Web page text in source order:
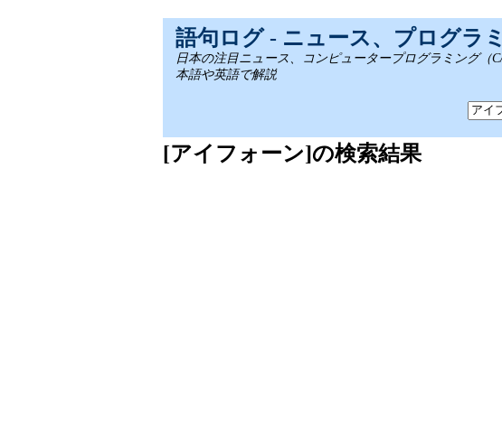
語句ログ - ニュース、プログラ
日本の注目ニュース、コンピュータープログラミング（
本語や英語で解説
[アイフォーン]の検索結果